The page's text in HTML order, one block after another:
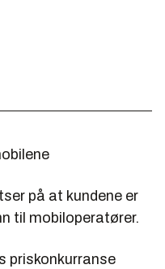
på at kundene er
til mobiloperatører.
priskonkurranse